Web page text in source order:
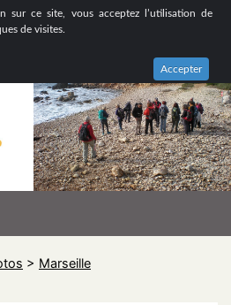
sur ce site, vous acceptez l’utilisation de
de visites.
Accepter
DE RETRAITÉS GROUPE
DU-RHÔNE
> Marseille